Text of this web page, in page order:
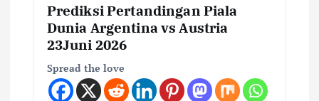
Prediksi Pertandingan Piala
Dunia Argentina vs Austria
23Juni 2026
Spread the love